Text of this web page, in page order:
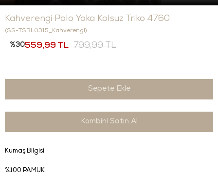
Kahverengi Polo Yaka Kolsuz Triko 4760
(SS-TSBL0315_Kahverengi)
30 799,99 TL
559,99 TL
Kombini Satın Al
Kumaş Bilgisi
%100 PAMUK